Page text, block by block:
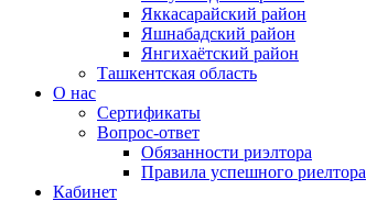
Яккасарайский район
Яшнабадский район
Янгихаётский район
Ташкентская область
О нас
Сертификаты
Вопрос-ответ
Обязанности риэлтора
Правила успешного риелтора
Кабинет